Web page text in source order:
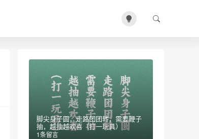
脚尖身子圆，走路团团转，需要鞭子
抽，越抽越欢喜（打一玩具）
1条留言